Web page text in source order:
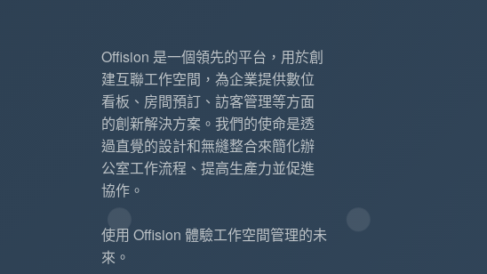
Offision 是一個領先的平台，用於創
建互聯工作空間，為企業提供數位
看板、房間預訂、訪客管理等方面
的創新解決方案。我們的使命是透
過直覺的設計和無縫整合來簡化辦
公室工作流程、提高生產力並促進
協作。
使用 Offision 體驗工作空間管理的未
來。